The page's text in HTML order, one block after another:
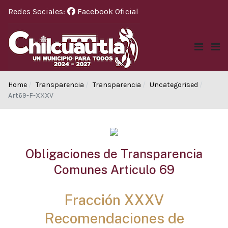
Redes Sociales: Facebook Oficial
Home Transparencia Transparencia
Uncategorised
Art69-F-XXXV
Obligaciones de Transparencia
Comunes Articulo 69
Fracción XXXV
Recomendaciones de